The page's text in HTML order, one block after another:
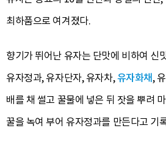
최하품으로 여겨졌다.
향기가 뛰어난 유자는 단맛에 비하여 신
유자정과, 유자단자, 유자차,유자화채,
배를 채 썰고 꿀물에 넣은 뒤 잣을 뿌려
꿀을 녹여 부어 유자정과를 만든다고 기